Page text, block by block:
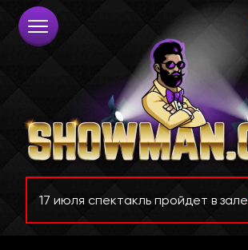
17 июля спектакль пройдет в зале